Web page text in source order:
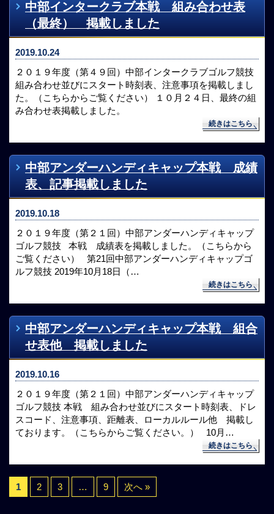
中部インタークラブ本戦 組み合わせ表
（最終） 掲載しました
2019.10.24
２０１９年度（第４９回）中部インタークラブゴルフ競技
組み合わせ並びにスタート時刻表、注意事項を掲載しまし
た。（こちらからご覧ください） １０月２４日、最終の組
み合わせ表掲載しました。
続きはこちら
中部アンダーハンディキャップ本戦 成績
表、記事掲載しました
2019.10.18
２０１９年度（第２１回）中部アンダーハンディキャップ
ゴルフ競技 本戦 成績表を掲載しました。（こちらから
ご覧ください） 第21回中部アンダーハンディキャップゴ
ルフ競技 2019年10月18日（…
続きはこちら
中部アンダーハンディキャップ本戦 組合
せ表他 掲載しました
2019.10.16
２０１９年度（第２１回）中部アンダーハンディキャップ
ゴルフ競技 本戦 組み合わせ並びにスタート時刻表、ドレ
スコード、注意事項、距離表、ローカルルール他 掲載し
ております。（こちらからご覧ください。） 10月…
続きはこちら
1 2 3 … 9 次へ »